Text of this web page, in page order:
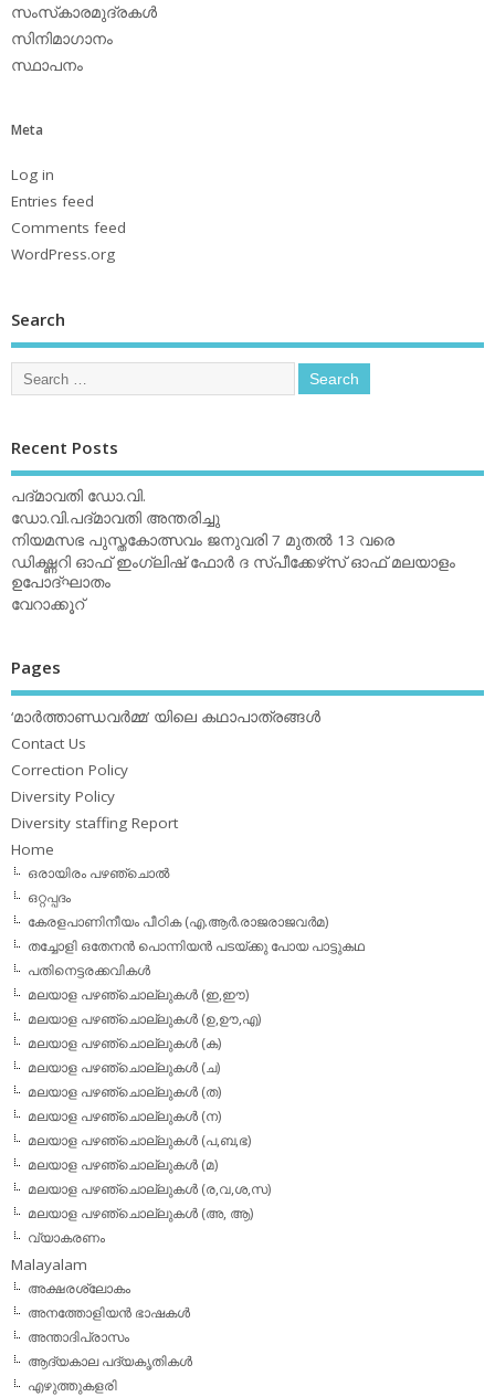
സംസ്‌കാരമുദ്രകള്‍
സിനിമാഗാനം
സ്ഥാപനം
Meta
Log in
Entries feed
Comments feed
WordPress.org
Search
Recent Posts
പദ്മാവതി ഡോ.വി.
ഡോ.വി.പദ്മാവതി അന്തരിച്ചു
നിയമസഭ പുസ്തകോത്സവം ജനുവരി 7 മുതല്‍ 13 വരെ
ഡിക്ഷ്ണറി ഓഫ് ഇംഗ്ലിഷ് ഫോര്‍ ദ സ്പീക്കേഴ്‌സ് ഓഫ് മലയാളം
ഉപോദ്ഘാതം
വേറാക്കൂറ്
Pages
‘മാര്‍ത്താണ്ഡവര്‍മ്മ’ യിലെ കഥാപാത്രങ്ങള്‍
Contact Us
Correction Policy
Diversity Policy
Diversity staffing Report
Home
ഒരായിരം പഴഞ്ചൊല്‍
ഒറ്റപ്പദം
കേരളപാണിനീയം പീഠിക (എ.ആര്‍.രാജരാജവര്‍മ)
തച്ചോളി ഒതേനൻ പൊന്നിയൻ പടയ്‌ക്കു പോയ പാട്ടുകഥ
പതിനെട്ടരക്കവികള്‍
മലയാള പഴഞ്ചൊല്ലുകള്‍ (ഇ,ഈ)
മലയാള പഴഞ്ചൊല്ലുകള്‍ (ഉ,ഊ,എ)
മലയാള പഴഞ്ചൊല്ലുകള്‍ (ക)
മലയാള പഴഞ്ചൊല്ലുകള്‍ (ച)
മലയാള പഴഞ്ചൊല്ലുകള്‍ (ത)
മലയാള പഴഞ്ചൊല്ലുകള്‍ (ന)
മലയാള പഴഞ്ചൊല്ലുകള്‍ (പ,ബ,ഭ)
മലയാള പഴഞ്ചൊല്ലുകള്‍ (മ)
മലയാള പഴഞ്ചൊല്ലുകള്‍ (ര,വ,ശ,സ)
മലയാള പഴഞ്ചൊല്ലുകൾ (അ, ആ)
വ്യാകരണം
Malayalam
അക്ഷരശ്ലോകം
അനത്തോളിയന്‍ ഭാഷകള്‍
അന്താദിപ്രാസം
ആദ്യകാല പദ്യകൃതികള്‍
എഴുത്തുകളരി